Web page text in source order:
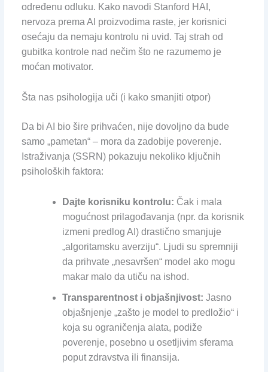
određenu odluku. Kako navodi Stanford HAI,
nervoza prema AI proizvodima raste, jer korisnici
osećaju da nemaju kontrolu ni uvid. Taj strah od
gubitka kontrole nad nečim što ne razumemo je
moćan motivator.
Šta nas psihologija uči (i kako smanjiti otpor)
Da bi AI bio šire prihvaćen, nije dovoljno da bude
samo „pametan“ – mora da zadobije poverenje.
Istraživanja (SSRN) pokazuju nekoliko ključnih
psiholoških faktora:
Dajte korisniku kontrolu: Čak i mala
mogućnost prilagođavanja (npr. da korisnik
izmeni predlog AI) drastično smanjuje
„algoritamsku averziju“. Ljudi su spremniji
da prihvate „nesavršen“ model ako mogu
makar malo da utiču na ishod.
Transparentnost i objašnjivost: Jasno
objašnjenje „zašto je model to predložio“ i
koja su ograničenja alata, podiže
poverenje, posebno u osetljivim sferama
poput zdravstva ili finansija.